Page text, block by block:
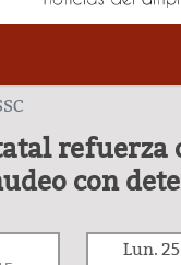
refuerza
con
Lun.